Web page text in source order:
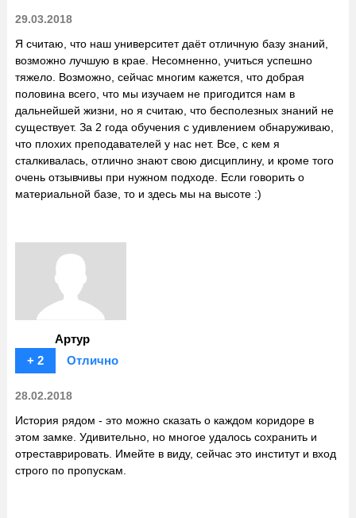
29.03.2018
Я считаю, что наш университет даёт отличную базу знаний,
возможно лучшую в крае. Несомненно, учиться успешно
тяжело. Возможно, сейчас многим кажется, что добрая
половина всего, что мы изучаем не пригодится нам в
дальнейшей жизни, но я считаю, что бесполезных знаний не
существует. За 2 года обучения с удивлением обнаруживаю,
что плохих преподавателей у нас нет. Все, с кем я
сталкивалась, отлично знают свою дисциплину, и кроме того
очень отзывчивы при нужном подходе. Если говорить о
материальной базе, то и здесь мы на высоте :)
Артур
+ 2
Отлично
28.02.2018
История рядом - это можно сказать о каждом коридоре в
этом замке. Удивительно, но многое удалось сохранить и
отреставрировать. Имейте в виду, сейчас это институт и вход
строго по пропускам.